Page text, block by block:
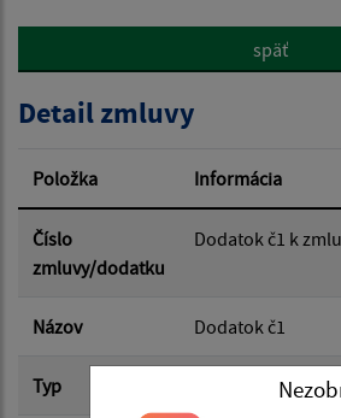
Hľadať v:
Dátum od:
Dátum do:
Suma od:
späť
Detail zmluvy
Položka Informácia
Číslo
zmluvy/dodatku
Dodatok č1 k
Názov Dodatok č1
Typ Dodatok k zmluve